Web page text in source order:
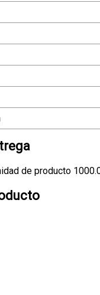
de producto